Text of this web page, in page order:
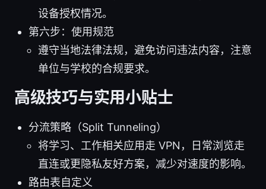
设备授权情况。
第六步：使用规范
遵守当地法律法规，避免访问违法内容，注意
单位与学校的合规要求。
高级技巧与实用小贴士
分流策略（Split Tunneling）
将学习、工作相关应用走 VPN，日常浏览走
直连或更隐私友好方案，减少对速度的影响。
路由表自定义